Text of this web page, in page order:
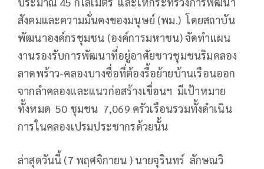
สังคมและความมั่นคงของมนุษย์ (พม.) โดยสถาบัน
พัฒนาองค์กรชุมชน (องค์การมหาชน) จัดทำแผน
งานรองรับการพัฒนาที่อยู่อาศัยชาวชุมชนริมคลอง
ลาดพร้าว-คลองบางซื่อที่ต้องรื้อย้ายบ้านเรือนออก
จากลำคลองและแนวก่อสร้างเขื่อนฯ มีเป้าหมาย
ทั้งหมด 50 ชุมชน 7,069 ครัวเรือนรวมทั้งดำเนิน
การในคลองเปรมประชากรด้วยนั้น
ล่าสุดวันนี้ (7 พฤศจิกายน ) นายจุรินทร์ ลักษณวิ